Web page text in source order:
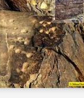
محمد ناصری فرد